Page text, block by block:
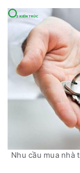
Nhu cầu mua nhà